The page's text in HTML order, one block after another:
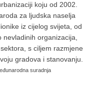
koju od 2002.
za ljudska naselja
iz cijelog svijeta, od
organizacija,
s ciljem razmjene
gradova i stanovanju.
suradnja